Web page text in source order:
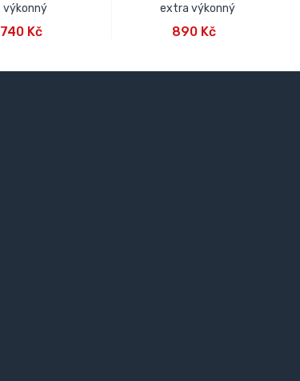
výkonný
740 Kč
extra výkonný
890 Kč